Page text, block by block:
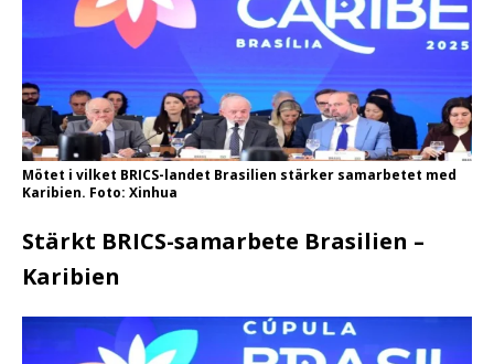
Mötet i vilket BRICS-landet Brasilien stärker samarbetet med
Karibien. Foto: Xinhua
Stärkt BRICS-samarbete Brasilien –
Karibien